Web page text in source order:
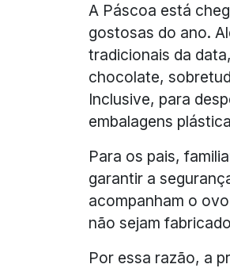
A Páscoa está
gostosas do ano.
tradicionais da
chocolate,
Inclusive, para
embalagens
Para os pais,
garantir a
acompanham o
não sejam
Por essa razão, a